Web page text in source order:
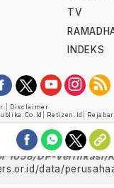
TV
INDEKS
Disclaimer
Retizen.id
diverifikasi oleh
1058/DP-Verifikasi/
data/